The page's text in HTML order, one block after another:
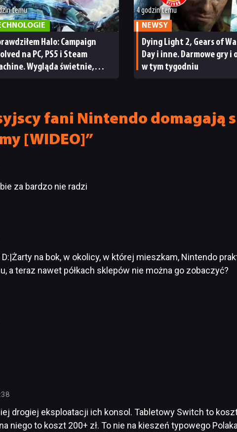
temu
Halo: Campaign
na PC, PS5 i Steam
Wygląda świetnie,
4 godzin temu
NEWSY
Dying Light 2, Gears of
Day i inne. Darmowe gry i
w tym tygodniu
fani Nintendo domagają
[WIDEO]”
za bardzo nie radzi
na bok, w okolicy, w której mieszkam, Nintendo
a teraz nawet półkach sklepów nie można go zobaczyć?
drogiej eksploatacji ich konsol. Tabletowy Switch to
niego to koszt 200+ zł. To nie na kieszeń typowego